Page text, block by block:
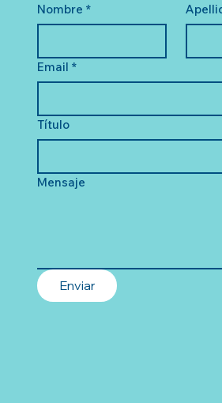
Nombre *
Email *
Título
Mensaje
Enviar